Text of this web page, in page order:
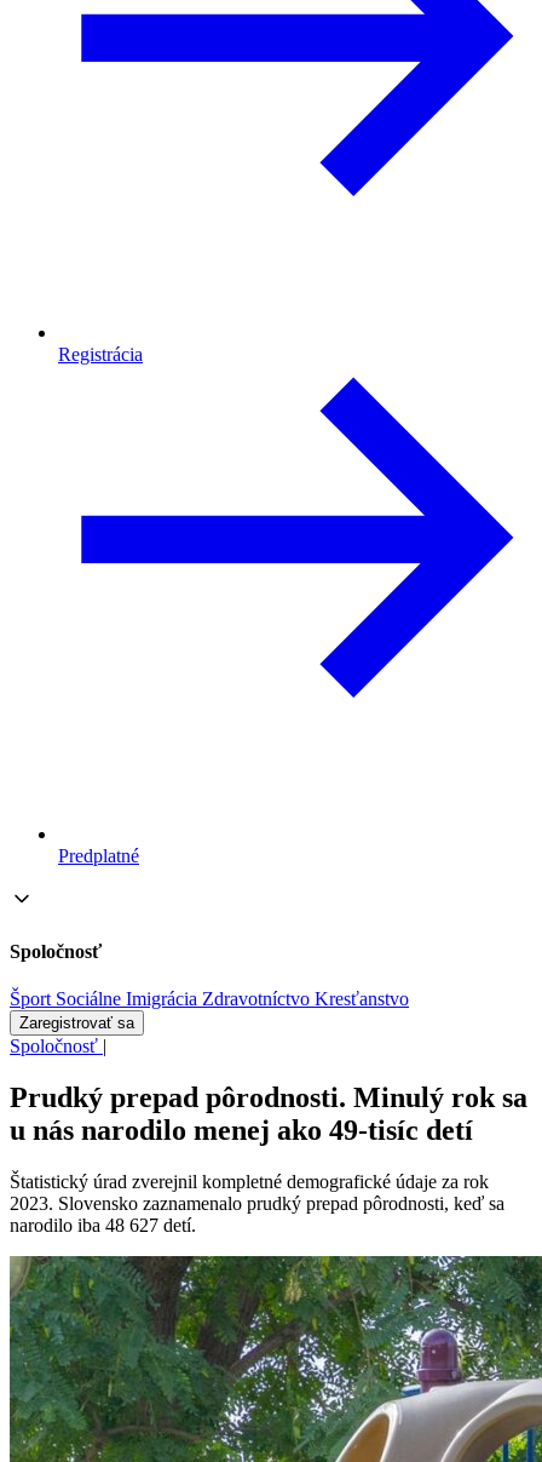
Registrácia
Predplatné
Spoločnosť
Šport Sociálne Imigrácia Zdravotníctvo Kresťanstvo
Zaregistrovať sa
Spoločnosť |
Prudký prepad pôrodnosti. Minulý rok sa
u nás narodilo menej ako 49-tisíc detí
Štatistický úrad zverejnil kompletné demografické údaje za rok
2023. Slovensko zaznamenalo prudký prepad pôrodnosti, keď sa
narodilo iba 48 627 detí.